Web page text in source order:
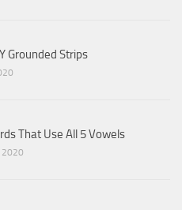
Grounded Strips
That Use All 5 Vowels
2020